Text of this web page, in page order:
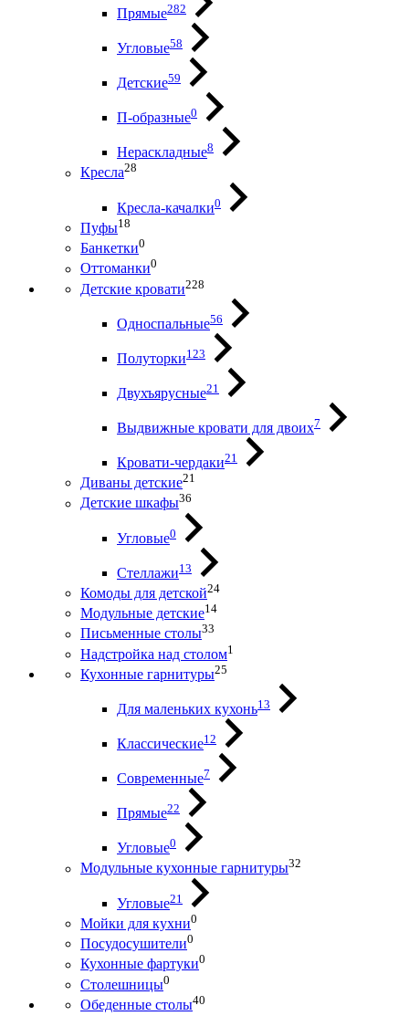
Прямые282
Угловые58
Детские59
П-образные0
Нераскладные8
Кресла28
Кресла-качалки0
Пуфы18
Банкетки0
Оттоманки0
Детские кровати228
Односпальные56
Полуторки123
Двухъярусные21
Выдвижные кровати для двоих7
Кровати-чердаки21
Диваны детские21
Детские шкафы36
Угловые0
Стеллажи13
Комоды для детской24
Модульные детские14
Письменные столы33
Надстройка над столом1
Кухонные гарнитуры25
Для маленьких кухонь13
Классические12
Современные7
Прямые22
Угловые0
Модульные кухонные гарнитуры32
Угловые21
Мойки для кухни0
Посудосушители0
Кухонные фартуки0
Столешницы0
Обеденные столы40